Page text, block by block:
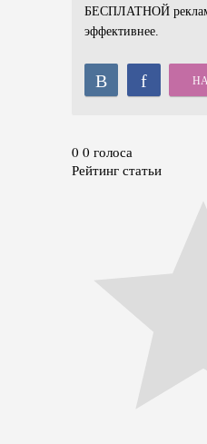
БЕСПЛАТНОЙ
эффективнее.
В f
0 0 голоса
Рейтинг статьи